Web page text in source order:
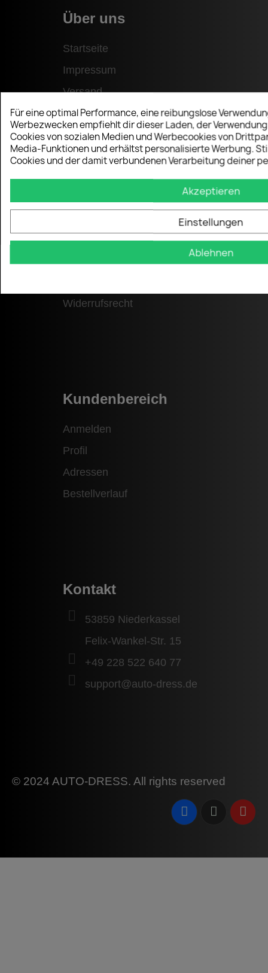
Über uns
Startseite
Impressum
Versand
Zahlungsmöglichkeiten
Informationen
Datenschutzverordnung
Allgemeine Geschäftsbedingungen
Widerrufsrecht
Kundenbereich
Anmelden
Profil
Adressen
Bestellverlauf
Kontakt
53859 Niederkassel
Felix-Wankel-Str. 15
+49 228 522 640 77
support@auto-dress.de
© 2024 AUTO-DRESS. All rights reserved
Für eine optimal Performance, eine reibungslose
Werbezwecken empfiehlt dir dieser Laden, der
Cookies von sozialen Medien und Werbecookies von
Media-Funktionen und erhältst personalisierte Werbung.
Cookies und der damit verbundenen Verarbeitung deiner
Akzeptieren
Einstellungen
Ablehnen